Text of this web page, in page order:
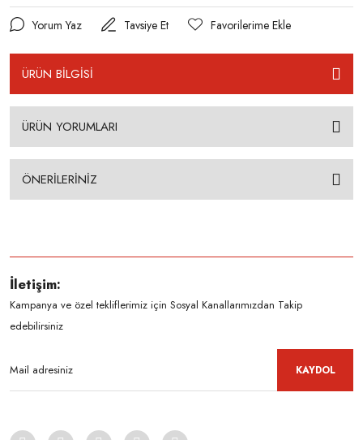
Yorum Yaz Tavsiye Et
ÜRÜN BİLGİSİ
ÜRÜN YORUMLARI
ÖNERİLERİNİZ
İletişim:
Kampanya ve özel tekliflerimiz için Sosyal Kanallarımızdan Takip
edebilirsiniz
KAYDOL